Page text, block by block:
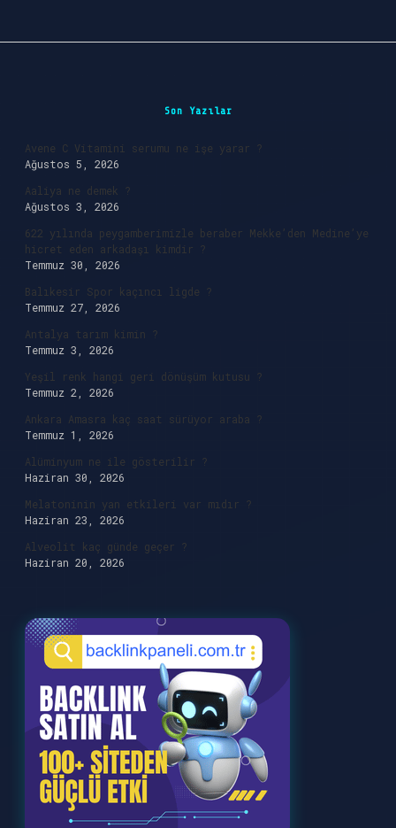
Son Yazılar
Avene C Vitamini serumu ne işe yarar ?
Ağustos 5, 2026
Aaliya ne demek ?
Ağustos 3, 2026
622 yılında peygamberimizle beraber Mekke’den Medine’ye
hicret eden arkadaşı kimdir ?
Temmuz 30, 2026
Balıkesir Spor kaçıncı ligde ?
Temmuz 27, 2026
Antalya tarım kimin ?
Temmuz 3, 2026
Yeşil renk hangi geri dönüşüm kutusu ?
Temmuz 2, 2026
Ankara Amasra kaç saat sürüyor araba ?
Temmuz 1, 2026
Alüminyum ne ile gösterilir ?
Haziran 30, 2026
Melatoninin yan etkileri var mıdır ?
Haziran 23, 2026
Alveolit kaç günde geçer ?
Haziran 20, 2026